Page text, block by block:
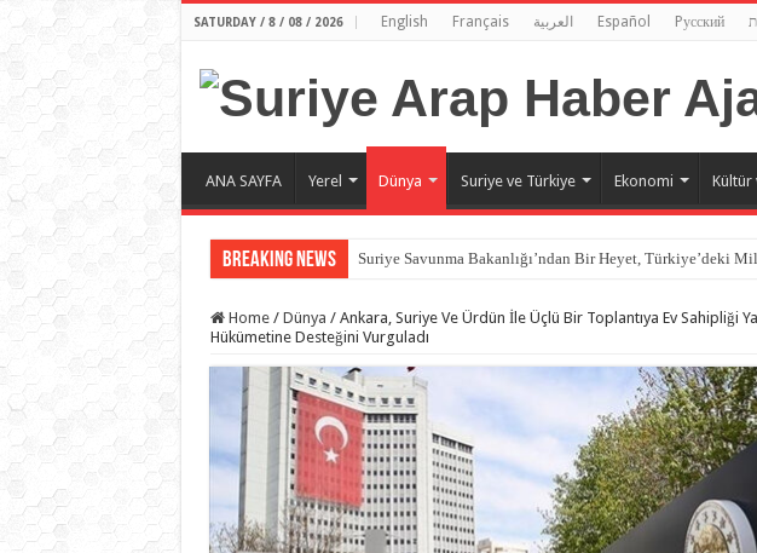
SATURDAY / 8 / 08 / 2026 English Français العربية Español Pусский
ANA SAYFA Yerel Dünya Suriye ve Türkiye Ekonomi Kültür
Breaking News Suriye Savunma Bakanlığı’ndan Bir Heyet, Türkiye’deki
Home / Dünya / Ankara, Suriye Ve Ürdün İle Üçlü Bir Toplantıya Ev Sahipliği
Hükümetine Desteğini Vurguladı